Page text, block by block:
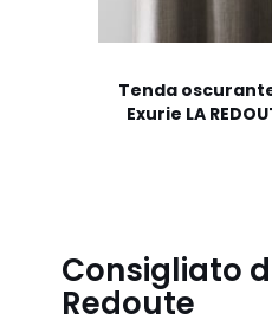
Tenda
Exurie LA
Consigliato
Redoute